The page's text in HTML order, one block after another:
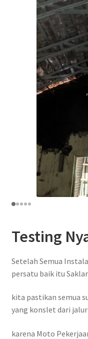
Testing
Setelah Semua
persatu baik itu
kita pastikan semua
yang konslet dari
karena Moto